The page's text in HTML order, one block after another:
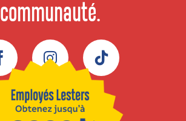
communauté.
Facebook Instagram TikTok